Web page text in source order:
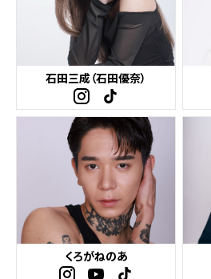
石田三成（石田優奈）
くろがねのあ